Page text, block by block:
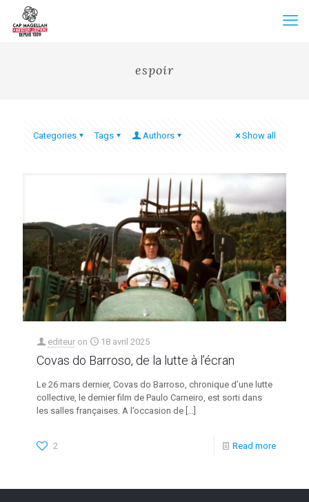
espoir
Categories Tags Authors Show all
editeur on 18 avril 2025
Covas do Barroso, de la lutte à l’écran
Le 26 mars dernier, Covas do Barroso, chronique d’une lutte
collective, le dernier film de Paulo Carneiro, est sorti dans
les salles françaises. A l’occasion de
2 Read more